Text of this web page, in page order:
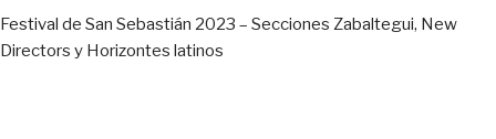
Festival de San Sebastián 2023 – Secciones Zabaltegui, New
Directors y Horizontes latinos